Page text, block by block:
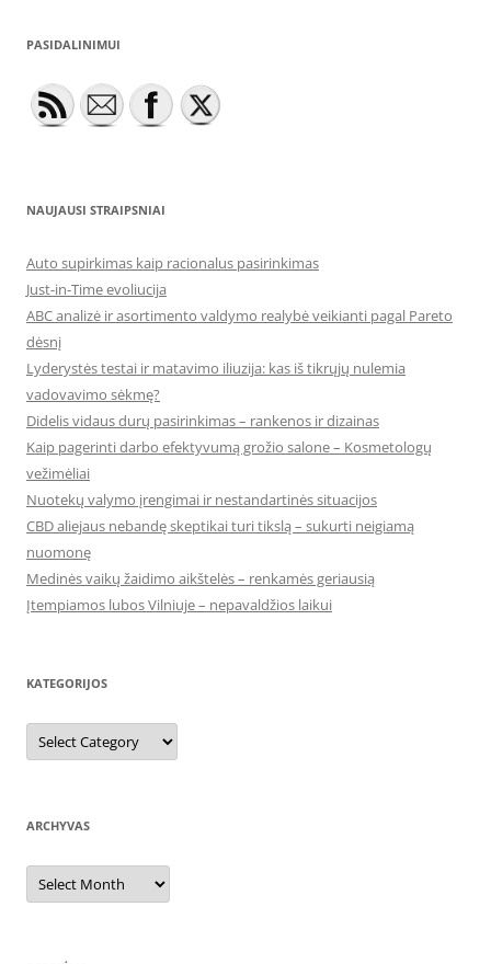
PASIDALINIMUI
NAUJAUSI STRAIPSNIAI
Auto supirkimas kaip racionalus pasirinkimas
Just-in-Time evoliucija
ABC analizė ir asortimento valdymo realybė veikianti pagal Pareto
dėsnį
Lyderystės testai ir matavimo iliuzija: kas iš tikrųjų nulemia
vadovavimo sėkmę?
Didelis vidaus durų pasirinkimas – rankenos ir dizainas
Kaip pagerinti darbo efektyvumą grožio salone – Kosmetologų
vežimėliai
Nuotekų valymo įrengimai ir nestandartinės situacijos
CBD aliejaus nebandę skeptikai turi tikslą – sukurti neigiamą
nuomonę
Medinės vaikų žaidimo aikštelės – renkamės geriausią
Įtempiamos lubos Vilniuje – nepavaldžios laikui
KATEGORIJOS
Kategorijos
ARCHYVAS
Archyvas